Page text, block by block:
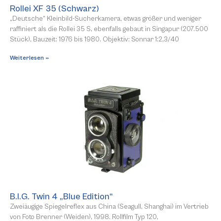
Rollei XF 35 (Schwarz)
„Deutsche“ Kleinbild-Sucherkamera, etwas größer und weniger
raffiniert als die Rollei 35 S, ebenfalls gebaut in Singapur (207.500
Stück), Bauzeit: 1976 bis 1980. Objektiv: Sonnar 1:2,3/40
Weiterlesen »
B.I.G. Twin 4 „Blue Edition“
Zweiäugige Spiegelreflex aus China (Seagull, Shanghai) im Vertrieb
von Foto Brenner (Weiden), 1998. Rollfilm Typ 120,